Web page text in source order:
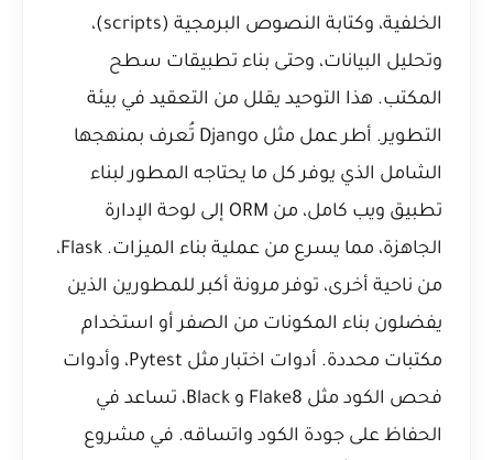
الخلفية، وكتابة النصوص البرمجية (scripts)،
وتحليل البيانات، وحتى بناء تطبيقات سطح
المكتب. هذا التوحيد يقلل من التعقيد في بيئة
التطوير. أطر عمل مثل Django تُعرف بمنهجها
الشامل الذي يوفر كل ما يحتاجه المطور لبناء
تطبيق ويب كامل، من ORM إلى لوحة الإدارة
الجاهزة، مما يسرع من عملية بناء الميزات. Flask،
من ناحية أخرى، توفر مرونة أكبر للمطورين الذين
يفضلون بناء المكونات من الصفر أو استخدام
مكتبات محددة. أدوات اختبار مثل Pytest، وأدوات
فحص الكود مثل Flake8 و Black، تساعد في
الحفاظ على جودة الكود واتساقه. في مشروع